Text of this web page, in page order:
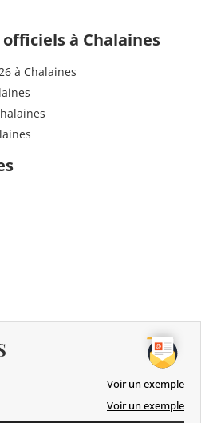
à Chalaines
à Chalaines
Voir un exemple
Voir un exemple